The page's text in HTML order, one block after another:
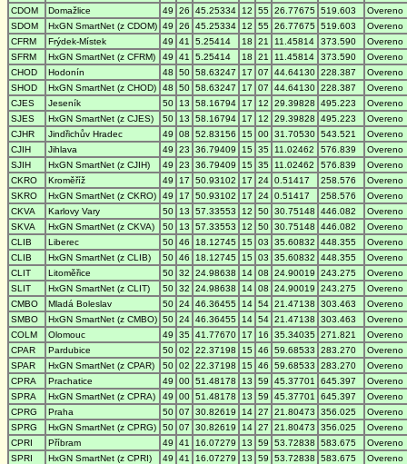
CDOM
Domažlice 49 26 45.25334 12 55 26.77675 519.603
Overeno
SDOM
HxGN SmartNet (z CDOM) 49 26 45.25334 12 55 26.77675 519.603
Overeno
CFRM
Frýdek-Místek 49 41 5.25414 18 21 11.45814 373.590
Overeno
SFRM
HxGN SmartNet (z CFRM) 49 41 5.25414 18 21 11.45814 373.590
Overeno
CHOD
Hodonín 48 50 58.63247 17 07 44.64130 228.387
Overeno
SHOD
HxGN SmartNet (z CHOD) 48 50 58.63247 17 07 44.64130 228.387
Overeno
CJES
Jeseník 50 13 58.16794 17 12 29.39828 495.223
Overeno
SJES
HxGN SmartNet (z CJES) 50 13 58.16794 17 12 29.39828 495.223
Overeno
CJHR
Jindřichův Hradec 49 08 52.83156 15 00 31.70530 543.521
Overeno
CJIH
Jihlava 49 23 36.79409 15 35 11.02462 576.839
Overeno
SJIH
HxGN SmartNet (z CJIH) 49 23 36.79409 15 35 11.02462 576.839
Overeno
CKRO
Kroměříž 49 17 50.93102 17 24 0.51417 258.576
Overeno
SKRO
HxGN SmartNet (z CKRO) 49 17 50.93102 17 24 0.51417 258.576
Overeno
CKVA
Karlovy Vary 50 13 57.33553 12 50 30.75148 446.082
Overeno
SKVA
HxGN SmartNet (z CKVA) 50 13 57.33553 12 50 30.75148 446.082
Overeno
CLIB
Liberec 50 46 18.12745 15 03 35.60832 448.355
Overeno
CLIB
HxGN SmartNet (z CLIB) 50 46 18.12745 15 03 35.60832 448.355
Overeno
CLIT
Litoměřice 50 32 24.98638 14 08 24.90019 243.275
Overeno
SLIT
HxGN SmartNet (z CLIT) 50 32 24.98638 14 08 24.90019 243.275
Overeno
CMBO
Mladá Boleslav 50 24 46.36455 14 54 21.47138 303.463
Overeno
SMBO
HxGN SmartNet (z CMBO) 50 24 46.36455 14 54 21.47138 303.463
Overeno
COLM
Olomouc 49 35 41.77670 17 16 35.34035 271.821
Overeno
CPAR
Pardubice 50 02 22.37198 15 46 59.68533 283.270
Overeno
SPAR
HxGN SmartNet (z CPAR) 50 02 22.37198 15 46 59.68533 283.270
Overeno
CPRA
Prachatice 49 00 51.48178 13 59 45.37701 645.397
Overeno
SPRA
HxGN SmartNet (z CPRA) 49 00 51.48178 13 59 45.37701 645.397
Overeno
CPRG
Praha 50 07 30.82619 14 27 21.80473 356.025
Overeno
SPRG
HxGN SmartNet (z CPRG) 50 07 30.82619 14 27 21.80473 356.025
Overeno
CPRI
Příbram 49 41 16.07279 13 59 53.72838 583.675
Overeno
SPRI
HxGN SmartNet (z CPRI) 49 41 16.07279 13 59 53.72838 583.675
Overeno